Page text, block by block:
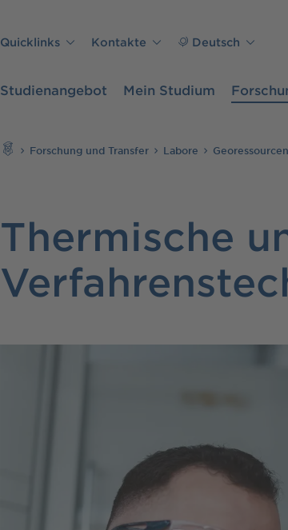
Studienangebot Mein Studium
Quicklinks Kontakte Deutsch
Forschung und Transfer Labore
Thermische